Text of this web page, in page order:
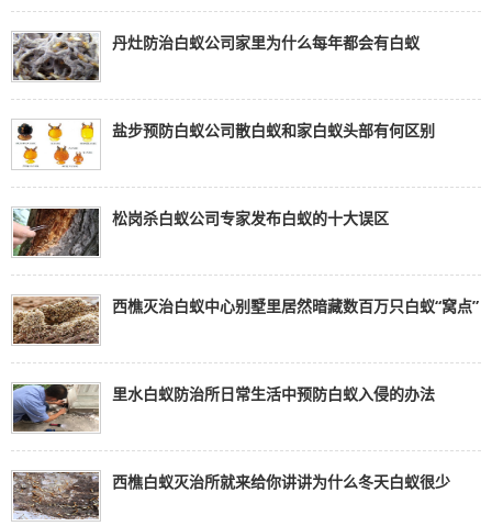
丹灶防治白蚁公司家里为什么每年都会有白蚁
盐步预防白蚁公司散白蚁和家白蚁头部有何区别
松岗杀白蚁公司专家发布白蚁的十大误区
西樵灭治白蚁中心别墅里居然暗藏数百万只白蚁“窝点”
里水白蚁防治所日常生活中预防白蚁入侵的办法
西樵白蚁灭治所就来给你讲讲为什么冬天白蚁很少